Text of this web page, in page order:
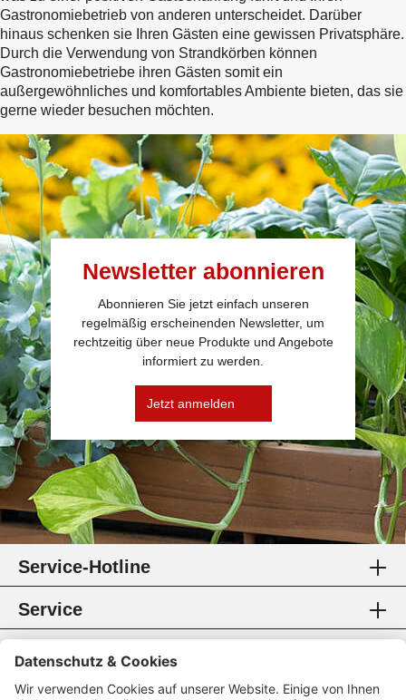
Gastronomiebetrieb von anderen unterscheidet. Darüber
hinaus schenken sie Ihren Gästen eine gewissen Privatsphäre.
Durch die Verwendung von Strandkörben können
Gastronomiebetriebe ihren Gästen somit ein
außergewöhnliches und komfortables Ambiente bieten, das sie
gerne wieder besuchen möchten.
Newsletter abonnieren
Abonnieren Sie jetzt einfach unseren
regelmäßig erscheinenden Newsletter, um
rechtzeitig über neue Produkte und Angebote
informiert zu werden.
Jetzt anmelden
Service-Hotline
Service
Information
Rechtliches